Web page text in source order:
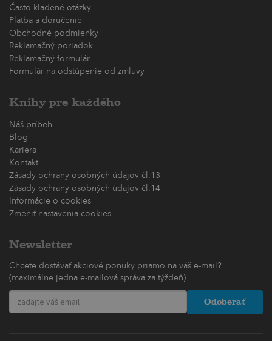
Často kladené otázky
Platba a doručenie
Obchodné podmienky
Reklamačný poriadok
Reklamačný formulár
Formulár na odstúpenie od zmluvy
Knihy pre každého
Náš príbeh
Blog
Kariéra
Kontakt
Zásady ochrany osobných údajov čl.13
Zásady ochrany osobných údajov čl.14
Informácie o cookies
Zmeniť nastavenia cookies
Newsletter
Chcete dostávať akciové ponuky priamo na váš e-mail?
(maximálne jedna e-mailová správa za týždeň)
Odoberať